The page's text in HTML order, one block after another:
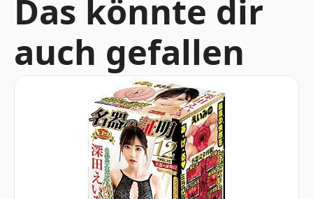
Das könnte dir
auch gefallen